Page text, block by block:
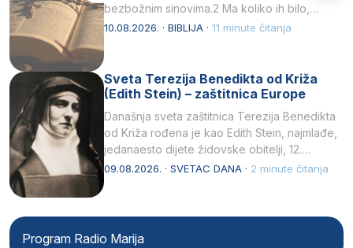
bezbožnim sinovima.2 Ma koliko ih bilo,…
10.08.2026. · BIBLIJA · 11 minute čitanja
Sveta Terezija Benedikta od Križa
(Edith Stein) – zaštitnica Europe
Današnja sveta zaštitnica Terezija Benedikta
od Križa rođena je kao Edith Stein, najmlađe,
jedanaesto dijete židovske obitelji, 12.
listopada 1891, u Wrocławu…
09.08.2026. · SVETAC DANA · 2 minute čitanja
Program Radio Marija